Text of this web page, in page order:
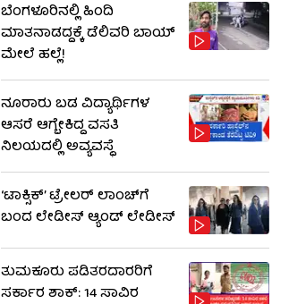
ಬೆಂಗಳೂರಿನಲ್ಲಿ ಹಿಂದಿ
ಮಾತನಾಡದ್ದಕ್ಕೆ ಡೆಲಿವರಿ ಬಾಯ್
ಮೇಲೆ ಹಲ್ಲೆ!
ನೂರಾರು ಬಡ ವಿದ್ಯಾರ್ಥಿಗಳ
ಆಸರೆ ಆಗ್ಬೇಕಿದ್ದ ವಸತಿ
ನಿಲಯದಲ್ಲಿ ಅವ್ಯವಸ್ಥೆ
‘ಟಾಕ್ಸಿಕ್’ ಟ್ರೇಲರ್ ಲಾಂಚ್​ಗೆ
ಬಂದ ಲೇಡೀಸ್ ಆ್ಯಂಡ್ ಲೇಡೀಸ್
ತುಮಕೂರು ಪಡಿತರದಾರರಿಗೆ
ಸರ್ಕಾರ ಶಾಕ್: 14 ಸಾವಿರ